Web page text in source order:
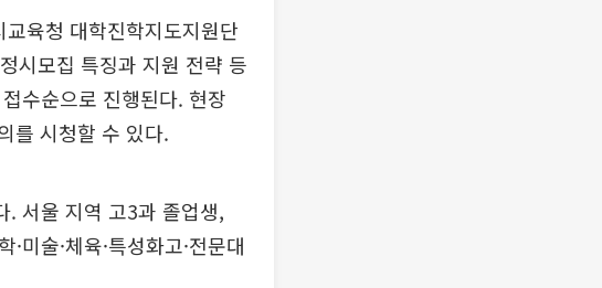
육청 대학진학지도지원단
모집 특징과 지원 전략 등
수순으로 진행된다. 현장
를 시청할 수 있다.
. 서울 지역 고3과 졸업생,
미술·체육·특성화고·전문대